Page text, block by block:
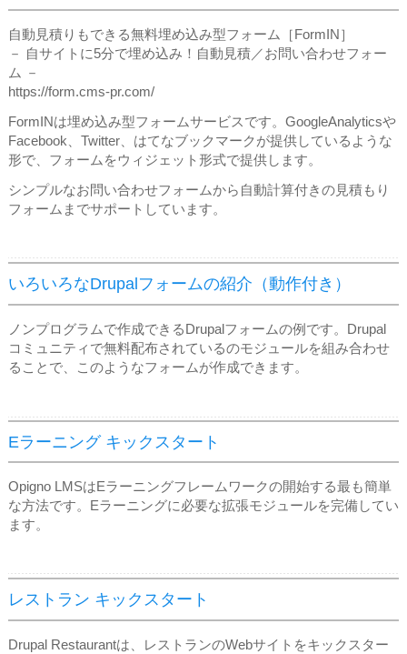
自動見積りもできる無料埋め込み型フォーム［FormIN］
－ 自サイトに5分で埋め込み！自動見積／お問い合わせフォー
ム －
https://form.cms-pr.com/
FormINは埋め込み型フォームサービスです。GoogleAnalyticsや
Facebook、Twitter、はてなブックマークが提供しているような
形で、フォームをウィジェット形式で提供します。
シンプルなお問い合わせフォームから自動計算付きの見積もり
フォームまでサポートしています。
いろいろなDrupalフォームの紹介（動作付き）
ノンプログラムで作成できるDrupalフォームの例です。Drupal
コミュニティで無料配布されているのモジュールを組み合わせ
ることで、このようなフォームが作成できます。
Eラーニング キックスタート
Opigno LMSはEラーニングフレームワークの開始する最も簡単
な方法です。Eラーニングに必要な拡張モジュールを完備してい
ます。
レストラン キックスタート
Drupal Restaurantは、レストランのWebサイトをキックスター